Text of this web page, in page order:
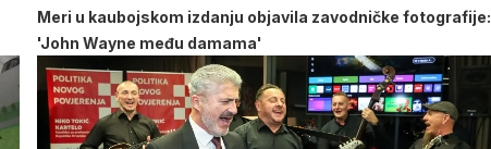
Meri u kaubojskom izdanju objavila zavodničke fotografije:
'John Wayne među damama'